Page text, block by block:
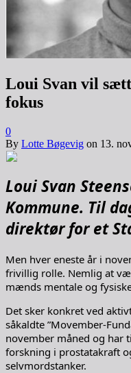
Loui Svan vil
fokus
0
By Lotte Bøgevig on 13.
Loui Svan
Kommune. Til
direktør for et
Men hver eneste år i
frivillig rolle. Nemlig at
mænds mentale og
Det sker konkret ved
såkaldte ”Movember-
november måned og har
forskning i prostatakraft
selvmordstanker.